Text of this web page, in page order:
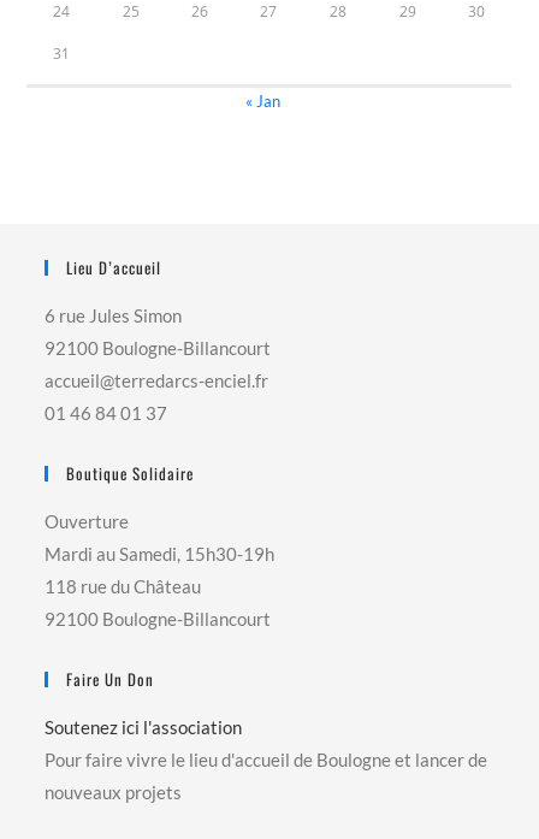
24 25 26 27 28 29 30
31
« Jan
Lieu D’accueil
6 rue Jules Simon
92100 Boulogne-Billancourt
accueil@terredarcs-enciel.fr
01 46 84 01 37
Boutique Solidaire
Ouverture
Mardi au Samedi, 15h30-19h
118 rue du Château
92100 Boulogne-Billancourt
Faire Un Don
Soutenez ici l'association
Pour faire vivre le lieu d'accueil de Boulogne et lancer de
nouveaux projets